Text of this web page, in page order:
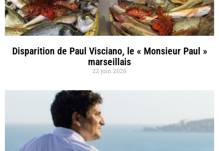
Disparition de Paul Visciano, le « Monsieur Paul »
marseillais
22 juin 2026